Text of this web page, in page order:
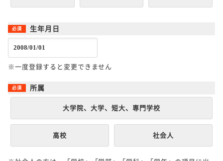
生年月日
※一度登録すると変更できません
所属
大学院、大学、短大、専門学校
高校 社会人